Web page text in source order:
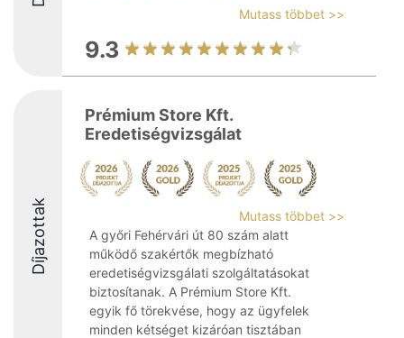
Mutass többet >>
9.3
Díjazottak
Prémium Store Kft.
Eredetiségvizsgálat
Mutass többet >>
A győri Fehérvári út 80 szám alatt
működő szakértők megbízható
eredetiségvizsgálati szolgáltatásokat
biztosítanak. A Prémium Store Kft.
egyik fő törekvése, hogy az ügyfelek
minden kétséget kizáróan tisztában